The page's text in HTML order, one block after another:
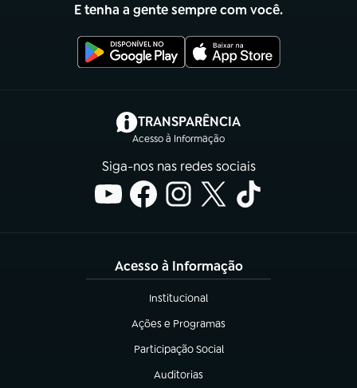
E tenha a gente sempre com você.
TRANSPARÊNCIA
Acesso à Informação
(abre em nova aba)
Siga-nos nas redes sociais
Acesso à Informação
Institucional
(abre em nova aba)
Ações e Programas
(abre em nova aba)
Participação Social
(abre em nova aba)
Auditorias
(abre em nova aba)